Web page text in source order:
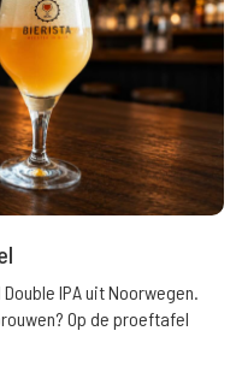
IPA uit Noorwegen.
Op de proeftafel